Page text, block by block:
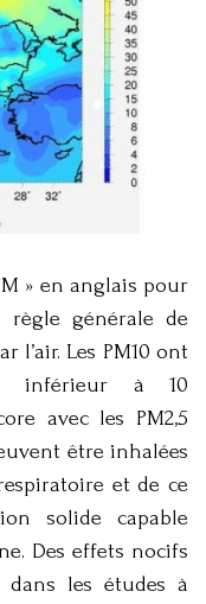
» en anglais pour
règle générale de
l’air. Les PM10 ont
inférieur à 10
avec les PM2,5
être inhalées
et de ce
solide capable
Des effets nocifs
les études à